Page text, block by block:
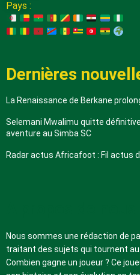
Pays :
Dernières
La Renaissance de Berkane
Selemani Mwalimu quitte
aventure au Simba SC
Radar actus Africafoot : Fil actus
Nous sommes une rédaction de
traitant des sujets qui tournent
Combien gagne un joueur ? Ce